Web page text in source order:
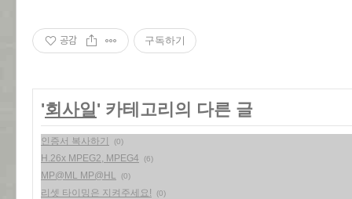
공감 구독하기
'회사일' 카테고리의 다른 글
인증서 복사하기 (0)
H.26x MPEG2, MPEG4 (6)
MP@ML MP@HL (0)
리셋 타이밍은 지켜주세요! (0)